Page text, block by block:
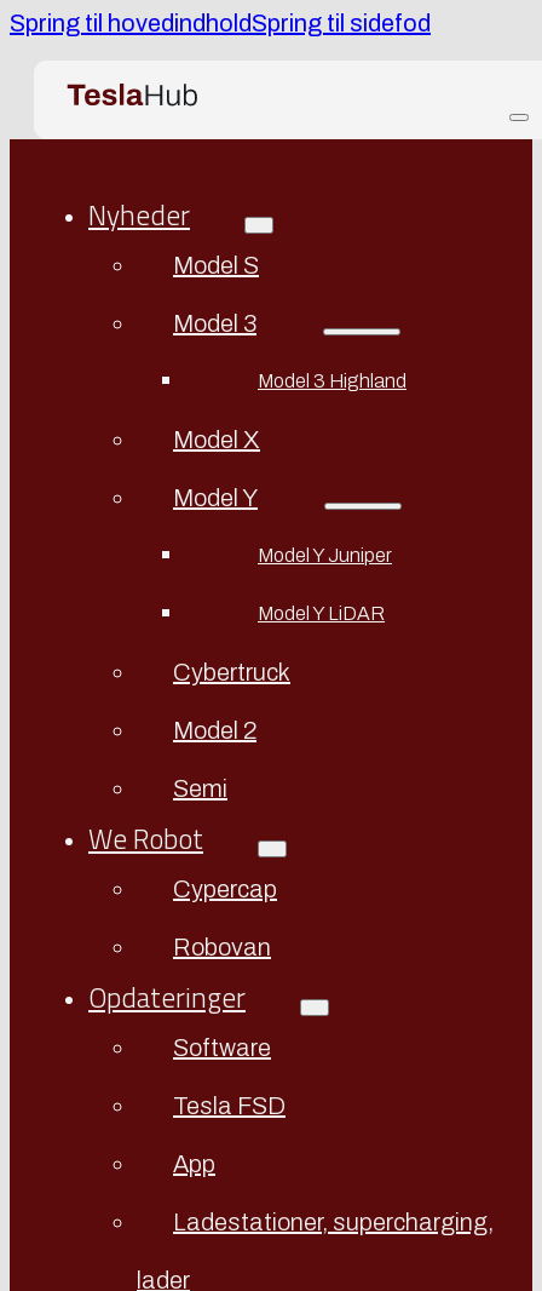
Spring til hovedindholdSpring til sidefod
Nyheder
Model S
Model 3
Model 3 Highland
Model X
Model Y
Model Y Juniper
Model Y LiDAR
Cybertruck
Model 2
Semi
We Robot
Cypercap
Robovan
Opdateringer
Software
Tesla FSD
App
Ladestationer, supercharging,
lader